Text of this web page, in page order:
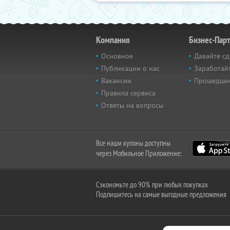
Компания
Основное
Публикации о нас
Вакансии
Правила сервиса
Ответы на вопросы
Бизнес-
Давайте
Все наши купоны доступны
через Мобильное Приложение:
Сэкономьте до 90% при любых покупках
Подпишитесь на самые выгодные предложения